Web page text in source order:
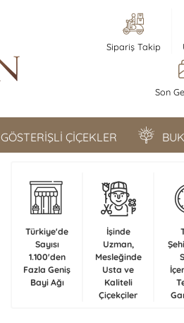
Sipariş Takip
Son
GÖSTERİŞLİ ÇİÇEKLER
Türkiye'de
Sayısı
1.100'den
Fazla Geniş
Bayi Ağı
İşinde
Uzman,
Mesleğinde
Usta ve
Kaliteli
Çiçekçiler